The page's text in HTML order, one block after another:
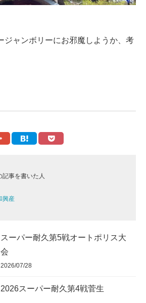
ジャンボリーにお邪魔しようか、考
記事を書いた人
興産
スーパー耐久第5戦オートポリス大
会
2026/07/28
2026スーパー耐久第4戦菅生